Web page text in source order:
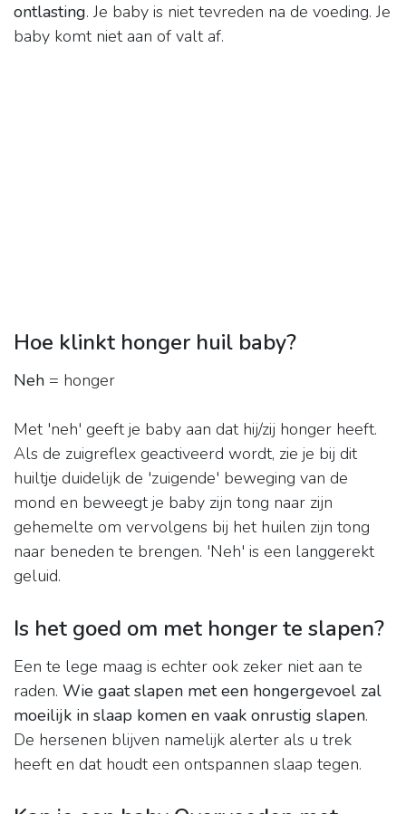
ontlasting. Je baby is niet tevreden na de voeding. Je
baby komt niet aan of valt af.
Hoe klinkt honger huil baby?
Neh = honger
Met 'neh' geeft je baby aan dat hij/zij honger heeft.
Als de zuigreflex geactiveerd wordt, zie je bij dit
huiltje duidelijk de 'zuigende' beweging van de
mond en beweegt je baby zijn tong naar zijn
gehemelte om vervolgens bij het huilen zijn tong
naar beneden te brengen. 'Neh' is een langgerekt
geluid.
Is het goed om met honger te slapen?
Een te lege maag is echter ook zeker niet aan te
raden. Wie gaat slapen met een hongergevoel zal
moeilijk in slaap komen en vaak onrustig slapen.
De hersenen blijven namelijk alerter als u trek
heeft en dat houdt een ontspannen slaap tegen.